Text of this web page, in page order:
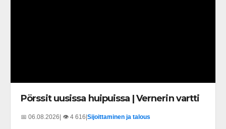
Pörssit uusissa huipuissa | Vernerin vartti
📅 06.08.2026| 👁️ 4 616|Sijoittaminen ja talous